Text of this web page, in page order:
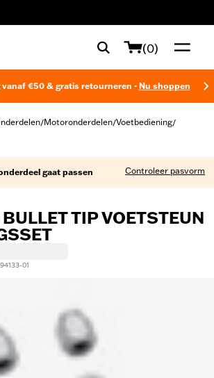
(0)
vanaf €50 & gratis retourneren - Nu shoppen
/Motoronderdelen/Voetbediening/
gaat passen Controleer pasvorm
TIP VOETSTEUN
01